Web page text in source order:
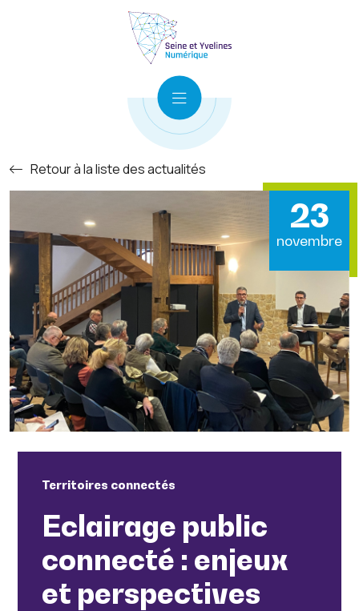
Retour à la liste des actualités
23
novembre
Territoires connectés
Eclairage public
connecté : enjeux
et perspectives